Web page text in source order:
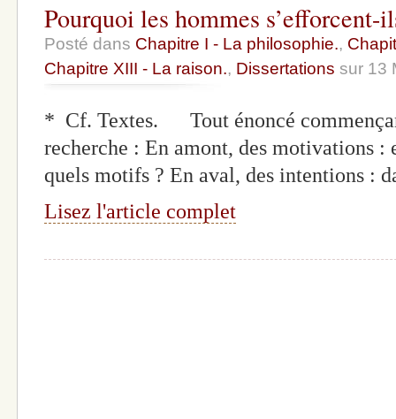
Pourquoi les hommes s’efforcent-
Posté dans Chapitre I - La philosophie.,
Chapitre XIII - La raison., Dissertations sur 13
* Cf. Textes. Tout énoncé
recherche : En amont, des motivations :
quels motifs ? En aval, des intentions :
Lisez l'article complet